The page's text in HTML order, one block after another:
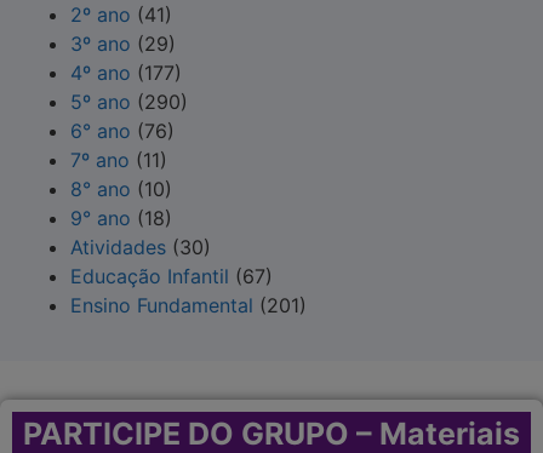
2º ano (41)
3º ano (29)
4º ano (177)
5º ano (290)
6° ano (76)
7º ano (11)
8° ano (10)
9° ano (18)
Atividades (30)
Educação Infantil (67)
Ensino Fundamental (201)
PARTICIPE DO GRUPO – Materiais